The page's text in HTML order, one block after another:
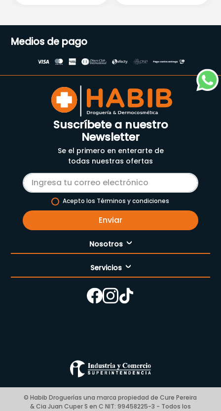
Medios de pago
Suscríbete a nuestro
Newsletter
Se el primero en enterarte de
todas nuestras ofertas
Acepto los Términos y condiciones
Enviar
Nosotros
Nuestra empresa
Cómo comprar
Nuestras tiendas
Términos y condiciones
Preguntas Frecuentes Place to Pay
Politica de privacidad
Servicios
Enfermería
© Habib Droguerías una marca propiedad de Cure Pereira
& Cia Juan Cuper S en C NIT: 99458225-3 - Todos los